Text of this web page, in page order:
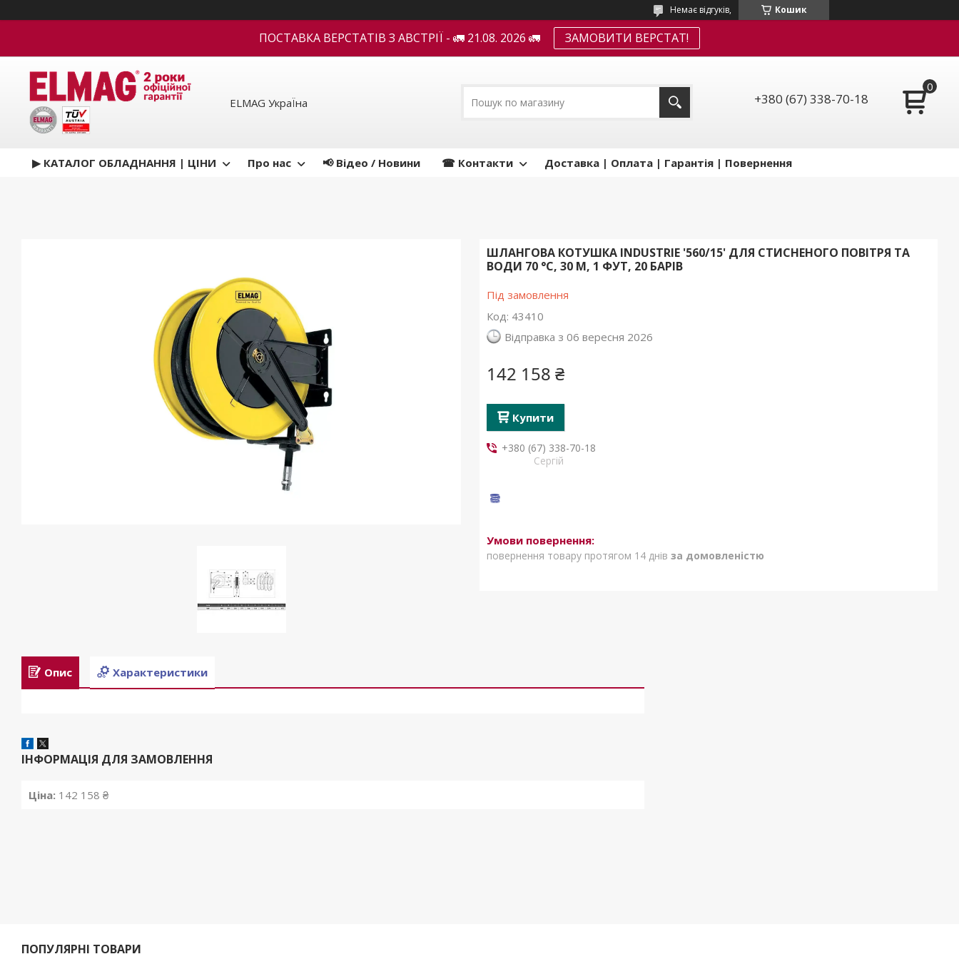
Кошик
Немає відгуків,
ПОСТАВКА ВЕРСТАТІВ З АВСТРІЇ - 🚛 21.08. 2026 🚛 ЗАМОВИТИ ВЕРСТАТ!
ELMAG УкраЇна +380 (67) 338-70-18
▶ КАТАЛОГ ОБЛАДНАННЯ | ЦІНИ Про нас 📢 Відео / Новини ☎ Контакти Доставка | Оплата | Гарантія | Повернення
ШЛАНГОВА КОТУШКА INDUSTRIE '560/15' ДЛЯ СТИСНЕНОГО ПОВІТРЯ ТА
ВОДИ 70 °C, 30 М, 1 ФУТ, 20 БАРІВ
Під замовлення
Код: 43410
Відправка з 06 вересня 2026
142 158 ₴
Купити
+380 (67) 338-70-18
Сергій
повернення товару протягом 14 днів за домовленістю
Опис Характеристики
ІНФОРМАЦІЯ ДЛЯ ЗАМОВЛЕННЯ
Ціна: 142 158 ₴
ПОПУЛЯРНІ ТОВАРИ